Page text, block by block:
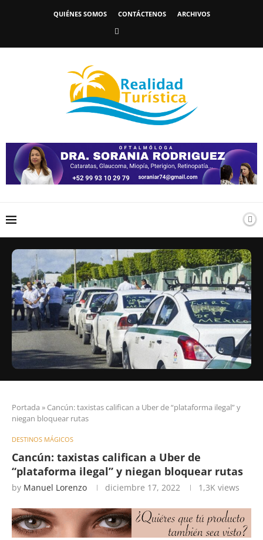
QUIÉNES SOMOS CONTÁCTENOS ARCHIVOS
Portada » Cancún: taxistas califican a Uber de “plataforma ilegal” y
niegan bloquear rutas
DESTINOS MÁGICOS
Cancún: taxistas califican a Uber de
“plataforma ilegal” y niegan bloquear rutas
by Manuel Lorenzo diciembre 17, 2022 1,3K views